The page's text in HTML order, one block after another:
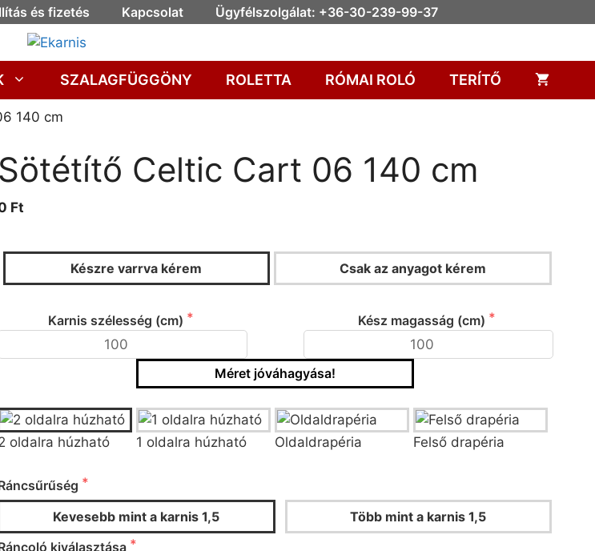
és fizetés Kapcsolat Ügyfélszolgálat: +36-30-239-99-37
SZALAGFÜGGÖNY ROLETTA RÓMAI ROLÓ TERÍTŐ
140 cm
Sötétítő Celtic Cart 06 140 cm
Ft
Készre varrva kérem Csak az anyagot kérem
Karnis szélesség (cm) Kész magasság (cm)
Méret jóváhagyása!
oldalra húzható 1 oldalra húzható Oldaldrapéria
Felső drapéria
Kevesebb mint a karnis 1,5
Több mint a karnis 1,5
kiválasztása